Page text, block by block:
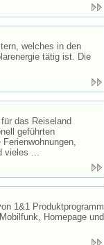
welches in den
tätig ist. Die
das Reiseland
geführten
vieles ...
1&1 Produktprogramm
Homepage und